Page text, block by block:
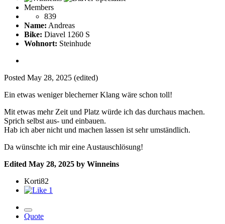
Members
839
Name: Andreas
Bike: Diavel 1260 S
Wohnort: Steinhude
Posted May 28, 2025 (edited)
Ein etwas weniger blecherner Klang wäre schon toll!
Mit etwas mehr Zeit und Platz würde ich das durchaus machen.
Sprich selbst aus- und einbauen.
Hab ich aber nicht und machen lassen ist sehr umständlich.
Da wünschte ich mir eine Austauschlösung!
Edited May 28, 2025 by Winneins
Korti82
1
Quote